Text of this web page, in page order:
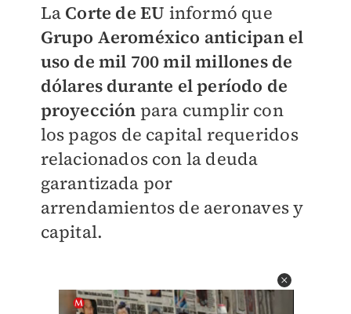
La Corte de EU informó que
Grupo Aeroméxico anticipan el
uso de mil 700 mil millones de
dólares durante el período de
proyección para cumplir con
los pagos de capital requeridos
relacionados con la deuda
garantizada por
arrendamientos de aeronaves y
capital.